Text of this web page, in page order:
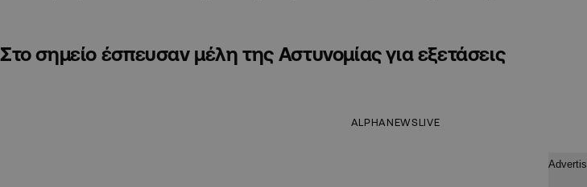
Στο σημείο έσπευσαν μέλη της Αστυνομίας για εξετάσεις
ALPHANEWSLIVE